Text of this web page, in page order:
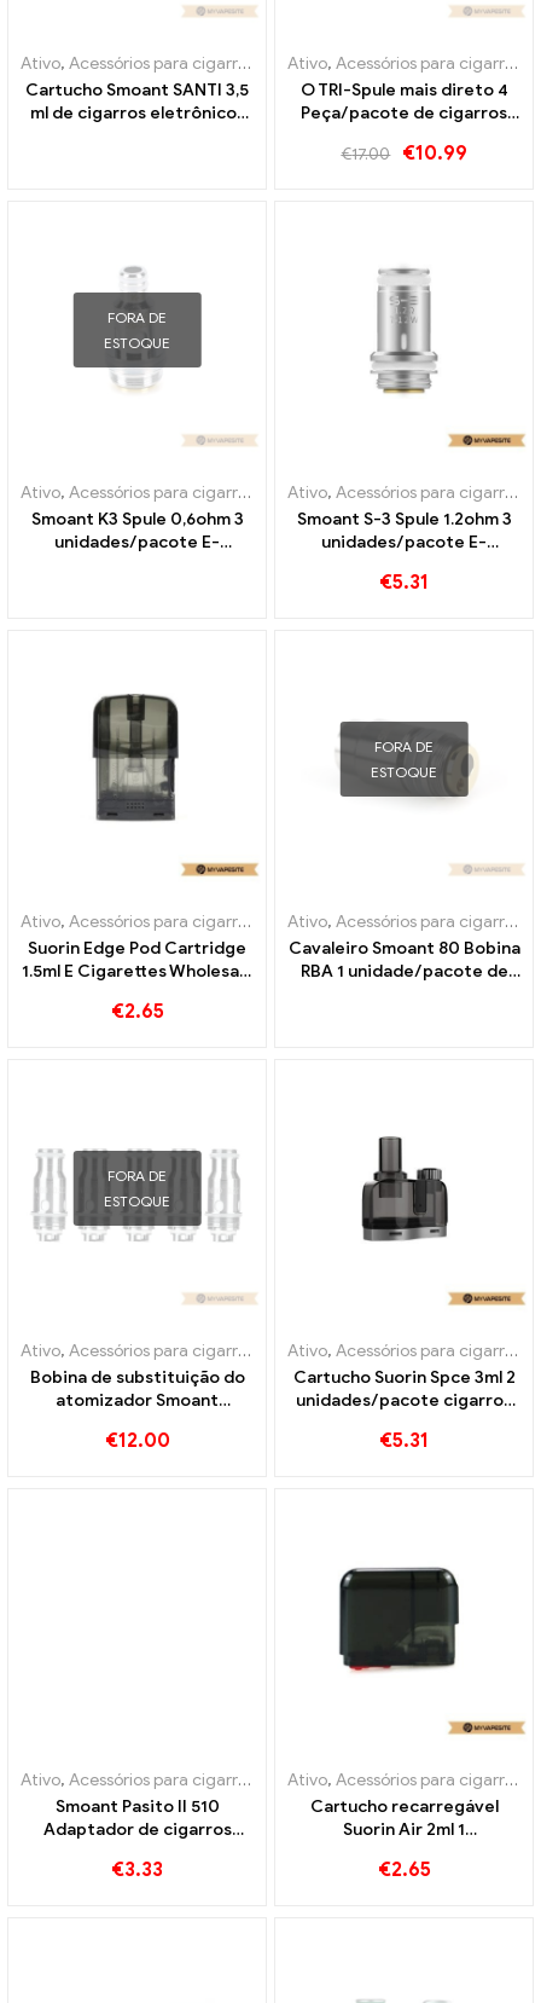
Ativo, Acessórios para cigarros eletrônicos ,Evaporador
Cartucho Smoant SANTI 3,5
ml de cigarros eletrônicos
Ativo, Acessórios para cigarros eletrônicos
O TRI-Spule mais direto 4
Peça/pacote de cigarros
Personalizado
€17.00 €10.99
FORA DE
ESTOQUE
Ativo, Acessórios para cigarros eletrônicos ,Evaporador
Smoant K3 Spule 0,6ohm 3
unidades/pacote E-
Ativo, Acessórios para cigarros eletrônicos
Smoant S-3 Spule 1.2ohm 3
unidades/pacote E-
Personalizado
€5.31
Ativo, Acessórios para cigarros eletrônicos ,Evaporador
Suorin Edge Pod Cartridge
1.5ml E Cigarettes Wholesale
€2.65
FORA DE
ESTOQUE
Ativo, Acessórios para cigarros eletrônicos
Cavaleiro Smoant 80 Bobina
RBA 1 unidade/pacote de
FORA DE
ESTOQUE
Ativo, Acessórios para cigarros eletrônicos ,Evaporador
Bobina de substituição do
atomizador Smoant
unidades/pacote cigarros
€12.00
Ativo, Acessórios para cigarros eletrônicos
Cartucho Suorin Spce 3ml 2
unidades/pacote cigarros
Personalizado
€5.31
Ativo, Acessórios para cigarros eletrônicos ,Evaporador
Smoant Pasito II 510
Adaptador de cigarros
Personalizado
€3.33
Ativo, Acessórios para cigarros eletrônicos
Cartucho recarregável
Suorin Air 2ml 1
eletrônicos atacado丨
€2.65